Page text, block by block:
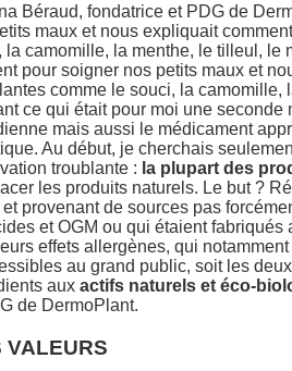
Béraud, fondatrice et PDG de
maux et nous expliquait
la camomille, la menthe, le tilleul, le
pour soigner nos petits maux et
comme le souci, la camomille,
ce qui était pour moi une
mais aussi le médicament
Au début, je cherchais
troublante : la plupart des
les produits naturels. Le but ?
provenant de sources pas
et OGM ou qui étaient
effets allergènes, qui
au grand public, soit les
aux actifs naturels et éco-
de DermoPlant.
VALEURS